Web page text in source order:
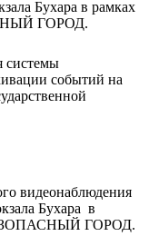
Бухара в рамках
ГОРОД.
системы
событий на
видеонаблюдения
Бухара в
ГОРОД.